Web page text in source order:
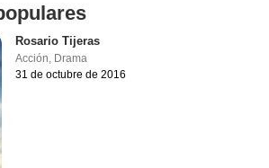
Rosario Tijeras
Acción, Drama
31 de octubre de 2016